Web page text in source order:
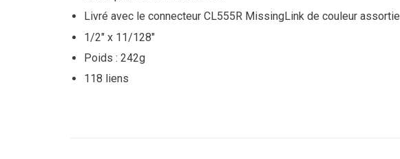
Livré avec le connecteur CL555R MissingLink de couleur assortie
1/2" x 11/128"
Poids : 242g
118 liens